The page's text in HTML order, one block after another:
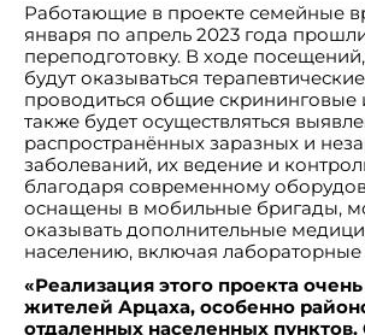
Работающие в проекте семейные
января по апрель 2023 года
переподготовку. В ходе посещений,
будут оказываться
проводиться общие скрининговые
также будет осуществляться
распространённых заразных и
заболеваний, их ведение и
благодаря современному
оснащены в мобильные бригады,
оказывать дополнительные
населению, включая лабораторные
«Реализация этого проекта
жителей Арцаха, особенно
отдаленных населенных пунктов.